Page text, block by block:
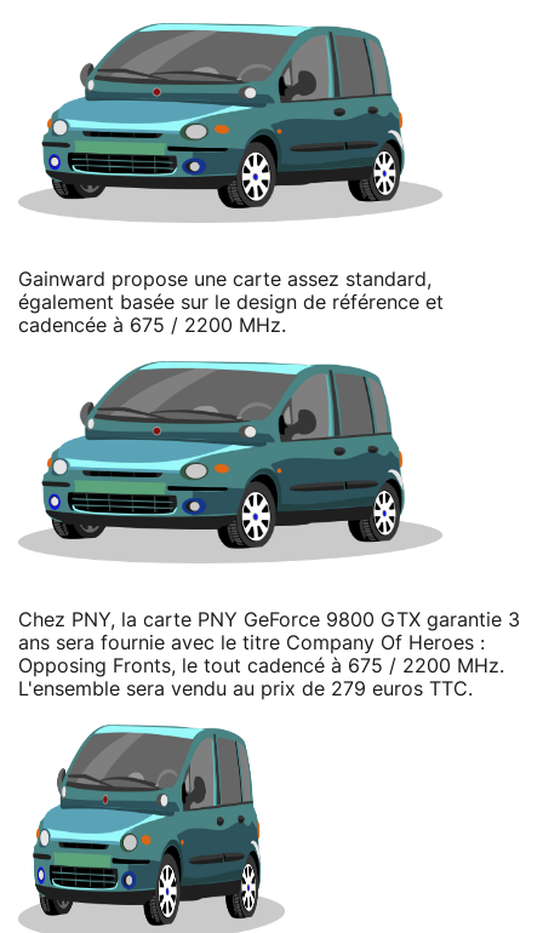
Gainward propose une carte assez standard,
également basée sur le design de référence et
cadencée à 675 / 2200 MHz.
Chez PNY, la carte PNY GeForce 9800 GTX garantie 3
ans sera fournie avec le titre Company Of Heroes :
Opposing Fronts, le tout cadencé à 675 / 2200 MHz.
L'ensemble sera vendu au prix de 279 euros TTC.